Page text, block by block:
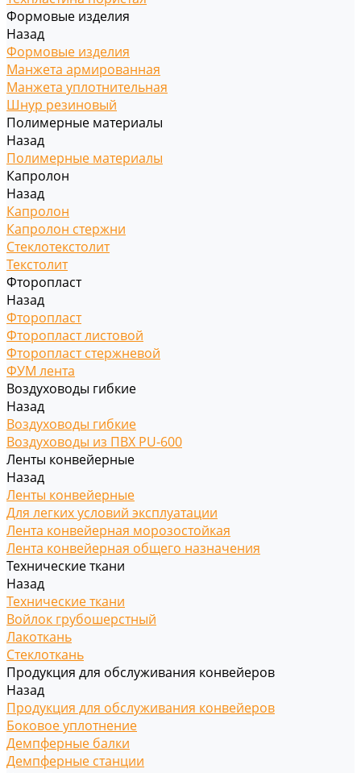
Формовые изделия
Назад
Формовые изделия
Манжета армированная
Манжета уплотнительная
Шнур резиновый
Полимерные материалы
Назад
Полимерные материалы
Капролон
Назад
Капролон
Капролон стержни
Стеклотекстолит
Текстолит
Фторопласт
Назад
Фторопласт
Фторопласт листовой
Фторопласт стержневой
ФУМ лента
Воздуховоды гибкие
Назад
Воздуховоды гибкие
Воздуховоды из ПВХ PU-600
Ленты конвейерные
Назад
Ленты конвейерные
Для легких условий эксплуатации
Лента конвейерная морозостойкая
Лента конвейерная общего назначения
Технические ткани
Назад
Технические ткани
Войлок грубошерстный
Лакоткань
Стеклоткань
Продукция для обслуживания конвейеров
Назад
Продукция для обслуживания конвейеров
Боковое уплотнение
Демпферные балки
Демпферные станции